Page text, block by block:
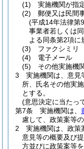
(1)
実施機関が指
(2)
郵便又は民間
(平成14年法律第
事業者若しくは
よる同条第2項に
(3)
ファクシミリ
(4)
電子メール
(5)
その他実施機
3
実施機関は、意見
所、氏名その他実
とする。
(意思決定に当たっ
第7条
実施機関は、
慮して、政策案等
2
実施機関は、政策
意見等の概要及び
方並びに政策案等